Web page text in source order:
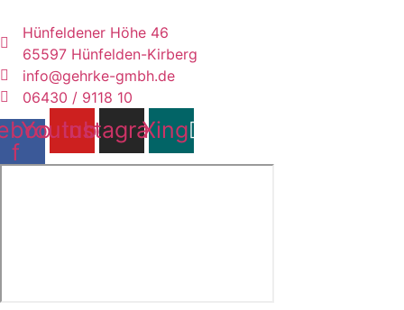
Hünfeldener Höhe 46
65597 Hünfelden-Kirberg
info@gehrke-gmbh.de
06430 / 9118 10
f
Youtube
Instagram
Xing